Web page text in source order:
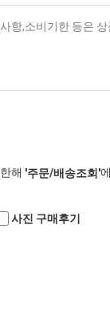
항,소비기한 등은
해 '주문/배송조회'
사진 구매후기